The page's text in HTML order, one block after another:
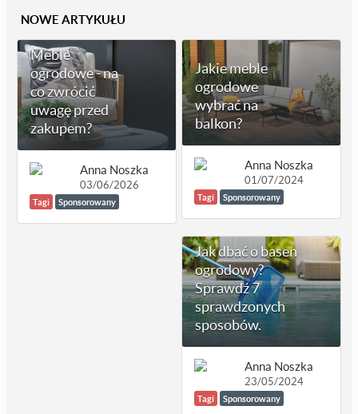
NOWE ARTYKUŁU
Meble
ogrodowe - na
co zwrócić
uwagę przed
zakupem?
Anna Noszka
03/06/2026
Tagi Sponsorowany
Jakie meble
ogrodowe
wybrać na
balkon?
Anna Noszka
01/07/2024
Tagi Sponsorowany
Jak dbać o basen
ogrodowy?
Sprawdź 7
sprawdzonych
sposobów.
Anna Noszka
23/05/2024
Tagi Sponsorowany